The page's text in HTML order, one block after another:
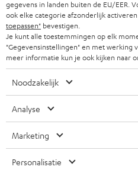
COMPLETE SETS
SPEAKERS
FANSHOP
NIEUWKOMERS
STORES
TEUFEL VOORDELEN
TEUFEL STORY
MANAGEMENT
DUURZAAMHEID
NORMEN EN WAARDES
BELGIË
FRANKRIJK
SPANJE
ITALIË
'Kennelijke' (typ)fouten voorbehouden.
accessoires zijn niet bij de levering
verwijderingskosten voor batterijen zijn
gegevens in landen buiten de EU/EER.
ook elke categorie afzonderlijk
toepassen" bevestigen.
Je kunt alle toestemmingen op elk
"Gegevensinstellingen" en met werking
meer informatie kun je ook kijken naar
Noodzakelijk
Analyse
Marketing
Personalisatie